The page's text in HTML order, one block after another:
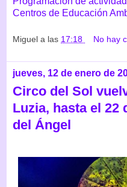
Centros de Educación
Miguel a las 17:18 No hay
jueves, 12 de enero de
Circo del Sol
Luzia, hasta el 22
del Ángel